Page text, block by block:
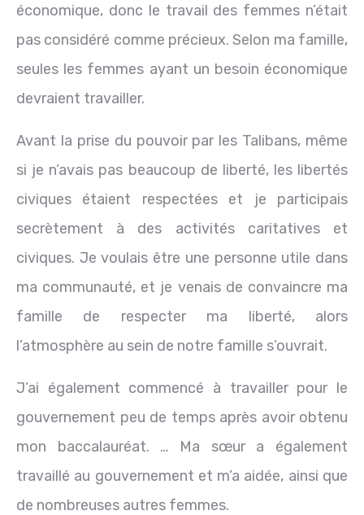
économique, donc le travail des femmes n’était
pas considéré comme précieux. Selon ma famille,
seules les femmes ayant un besoin économique
devraient travailler.
Avant la prise du pouvoir par les Talibans, même
si je n’avais pas beaucoup de liberté, les libertés
civiques étaient respectées et je participais
secrètement à des activités caritatives et
civiques. Je voulais être une personne utile dans
ma communauté, et je venais de convaincre ma
famille de respecter ma liberté, alors
l’atmosphère au sein de notre famille s’ouvrait.
J’ai également commencé à travailler pour le
gouvernement peu de temps après avoir obtenu
mon baccalauréat. … Ma sœur a également
travaillé au gouvernement et m’a aidée, ainsi que
de nombreuses autres femmes.